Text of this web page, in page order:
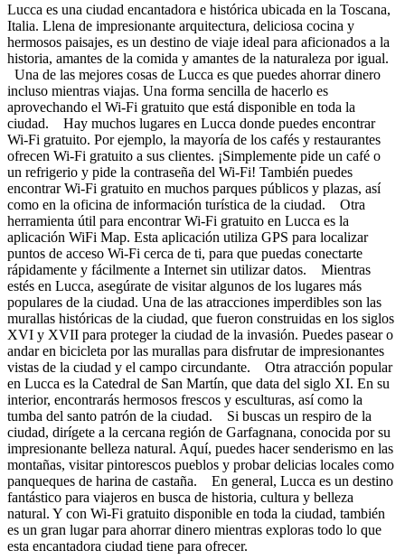
Lucca es una ciudad encantadora e histórica ubicada en la Toscana,
Italia. Llena de impresionante arquitectura, deliciosa cocina y
hermosos paisajes, es un destino de viaje ideal para aficionados a la
historia, amantes de la comida y amantes de la naturaleza por igual.
Una de las mejores cosas de Lucca es que puedes ahorrar dinero
incluso mientras viajas. Una forma sencilla de hacerlo es
aprovechando el Wi-Fi gratuito que está disponible en toda la
ciudad. Hay muchos lugares en Lucca donde puedes encontrar
Wi-Fi gratuito. Por ejemplo, la mayoría de los cafés y restaurantes
ofrecen Wi-Fi gratuito a sus clientes. ¡Simplemente pide un café o
un refrigerio y pide la contraseña del Wi-Fi! También puedes
encontrar Wi-Fi gratuito en muchos parques públicos y plazas, así
como en la oficina de información turística de la ciudad. Otra
herramienta útil para encontrar Wi-Fi gratuito en Lucca es la
aplicación WiFi Map. Esta aplicación utiliza GPS para localizar
puntos de acceso Wi-Fi cerca de ti, para que puedas conectarte
rápidamente y fácilmente a Internet sin utilizar datos. Mientras
estés en Lucca, asegúrate de visitar algunos de los lugares más
populares de la ciudad. Una de las atracciones imperdibles son las
murallas históricas de la ciudad, que fueron construidas en los siglos
XVI y XVII para proteger la ciudad de la invasión. Puedes pasear o
andar en bicicleta por las murallas para disfrutar de impresionantes
vistas de la ciudad y el campo circundante. Otra atracción popular
en Lucca es la Catedral de San Martín, que data del siglo XI. En su
interior, encontrarás hermosos frescos y esculturas, así como la
tumba del santo patrón de la ciudad. Si buscas un respiro de la
ciudad, dirígete a la cercana región de Garfagnana, conocida por su
impresionante belleza natural. Aquí, puedes hacer senderismo en las
montañas, visitar pintorescos pueblos y probar delicias locales como
panqueques de harina de castaña. En general, Lucca es un destino
fantástico para viajeros en busca de historia, cultura y belleza
natural. Y con Wi-Fi gratuito disponible en toda la ciudad, también
es un gran lugar para ahorrar dinero mientras exploras todo lo que
esta encantadora ciudad tiene para ofrecer.